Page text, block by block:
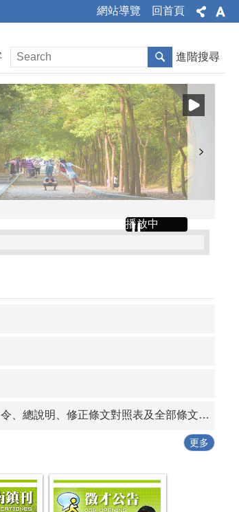
網站導覽 回首頁
進階搜尋
播放中
明、修正條文對照表及全部條文各1份
說明、條文對照表各1份
說明、修正條文對照表及全部條文各1份
更多